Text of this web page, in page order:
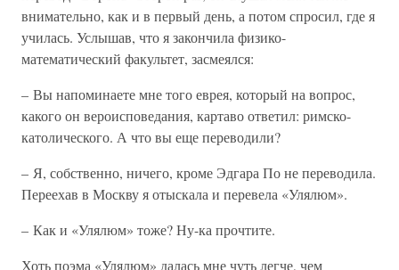
внимательно, как и в первый день, а потом спросил, где я
училась. Услышав, что я закончила физико-
математический факультет, засмеялся:
– Вы напоминаете мне того еврея, который на вопрос,
какого он вероисповедания, картаво ответил: римско-
католического. А что вы еще переводили?
– Я, собственно, ничего, кроме Эдгара По не переводила.
Переехав в Москву я отыскала и перевела «Улялюм».
– Как и «Улялюм» тоже? Ну-ка прочтите.
Хоть поэма «Улялюм» далась мне чуть легче, чем